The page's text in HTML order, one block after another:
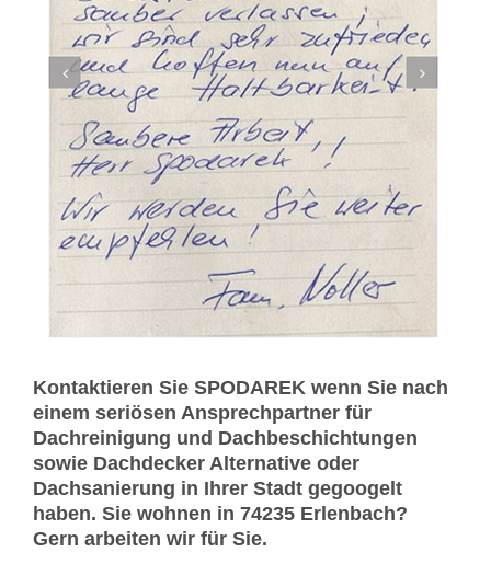
Kontaktieren Sie SPODAREK wenn Sie nach
einem seriösen Ansprechpartner für
Dachreinigung und Dachbeschichtungen
sowie Dachdecker Alternative oder
Dachsanierung in Ihrer Stadt gegoogelt
haben. Sie wohnen in 74235 Erlenbach?
Gern arbeiten wir für Sie.